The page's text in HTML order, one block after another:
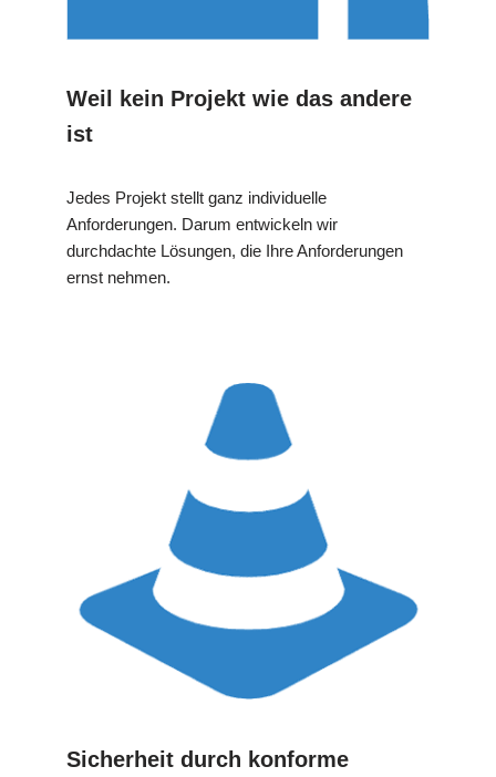
Weil kein Projekt wie das andere
ist
Jedes Projekt stellt ganz individuelle
Anforderungen. Darum entwickeln wir
durchdachte Lösungen, die Ihre Anforderungen
ernst nehmen.
Sicherheit durch konforme